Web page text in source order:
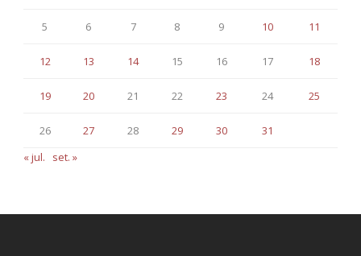
5 6 7 8 9 10 11
12 13 14 15 16 17 18
19 20 21 22 23 24 25
26 27 28 29 30
31
« jul.
set. »